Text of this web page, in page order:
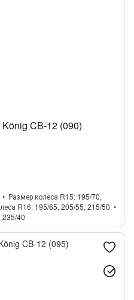
CB-12 (090)
Размер колеса R15 195/70,
R16 195/65, 205/55, 215/50
235/40